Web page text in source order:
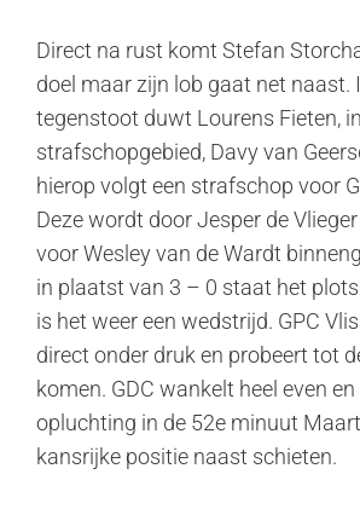
Direct na rust komt Stefan
doel maar zijn lob gaat net naast.
tegenstoot duwt Lourens Fieten,
strafschopgebied, Davy van
hierop volgt een strafschop voor
Deze wordt door Jesper de
voor Wesley van de Wardt
in plaatst van 3 – 0 staat het
is het weer een wedstrijd. GPC
direct onder druk en probeert tot
komen. GDC wankelt heel even
opluchting in de 52e minuut
kansrijke positie naast schieten.